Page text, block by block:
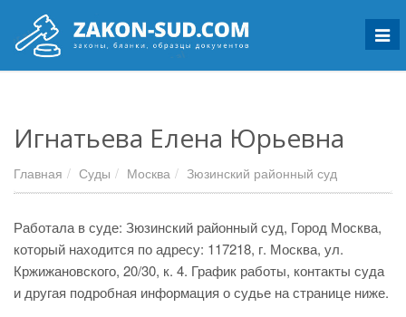
Игнатьева Елена Юрьевна
Главная Суды Москва Зюзинский районный суд
Работала в суде: Зюзинский районный суд, Город Москва,
который находится по адресу: 117218, г. Москва, ул.
Кржижановского, 20/30, к. 4. График работы, контакты суда
и другая подробная информация о судье на странице ниже.